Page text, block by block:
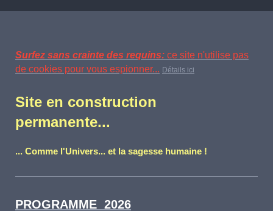
Surfez sans crainte des requins: ce site n'utilise pas
de cookies pour vous espionner... Détails ici
Site en construction
permanente...
... Comme l'Univers... et la sagesse humaine !
PROGRAMME 2026